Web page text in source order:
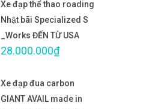
Xe đạp thể thao roading
Nhật bãi Specialized S
_Works ĐẾN TỪ USA
28.000.000₫
Xe đạp đua carbon
GIANT AVAIL made in